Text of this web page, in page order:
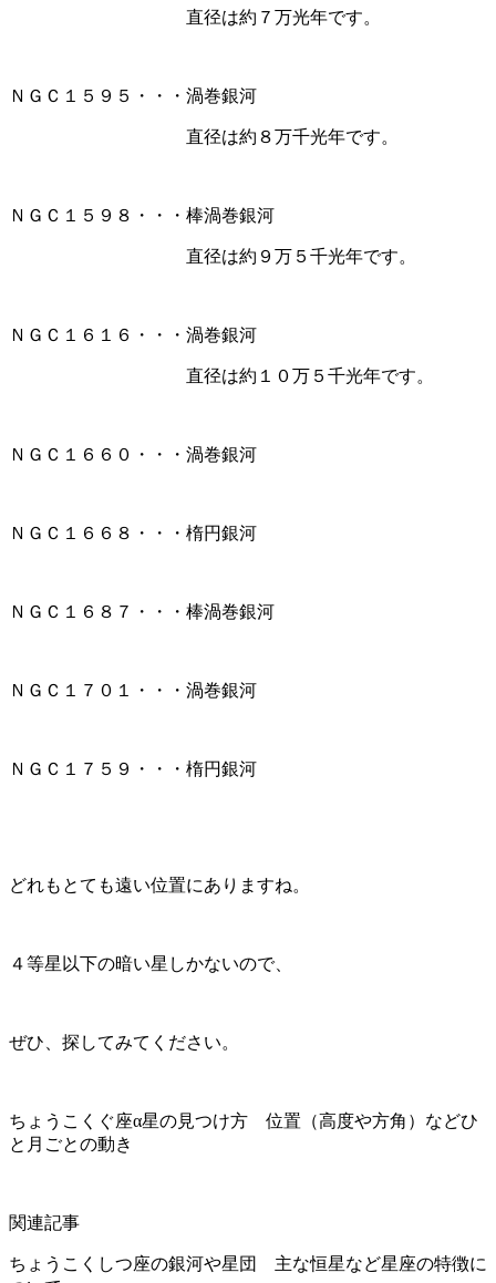
直径は約７万光年です。
ＮＧＣ１５９５・・・渦巻銀河
直径は約８万千光年です。
ＮＧＣ１５９８・・・棒渦巻銀河
直径は約９万５千光年です。
ＮＧＣ１６１６・・・渦巻銀河
直径は約１０万５千光年です。
ＮＧＣ１６６０・・・渦巻銀河
ＮＧＣ１６６８・・・楕円銀河
ＮＧＣ１６８７・・・棒渦巻銀河
ＮＧＣ１７０１・・・渦巻銀河
ＮＧＣ１７５９・・・楕円銀河
どれもとても遠い位置にありますね。
４等星以下の暗い星しかないので、
ぜひ、探してみてください。
ちょうこくぐ座α星の見つけ方 位置（高度や方角）などひ
と月ごとの動き
関連記事
ちょうこくしつ座の銀河や星団 主な恒星など星座の特徴に